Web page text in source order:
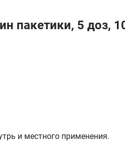
пакетики, 5 доз,
и местного применения.